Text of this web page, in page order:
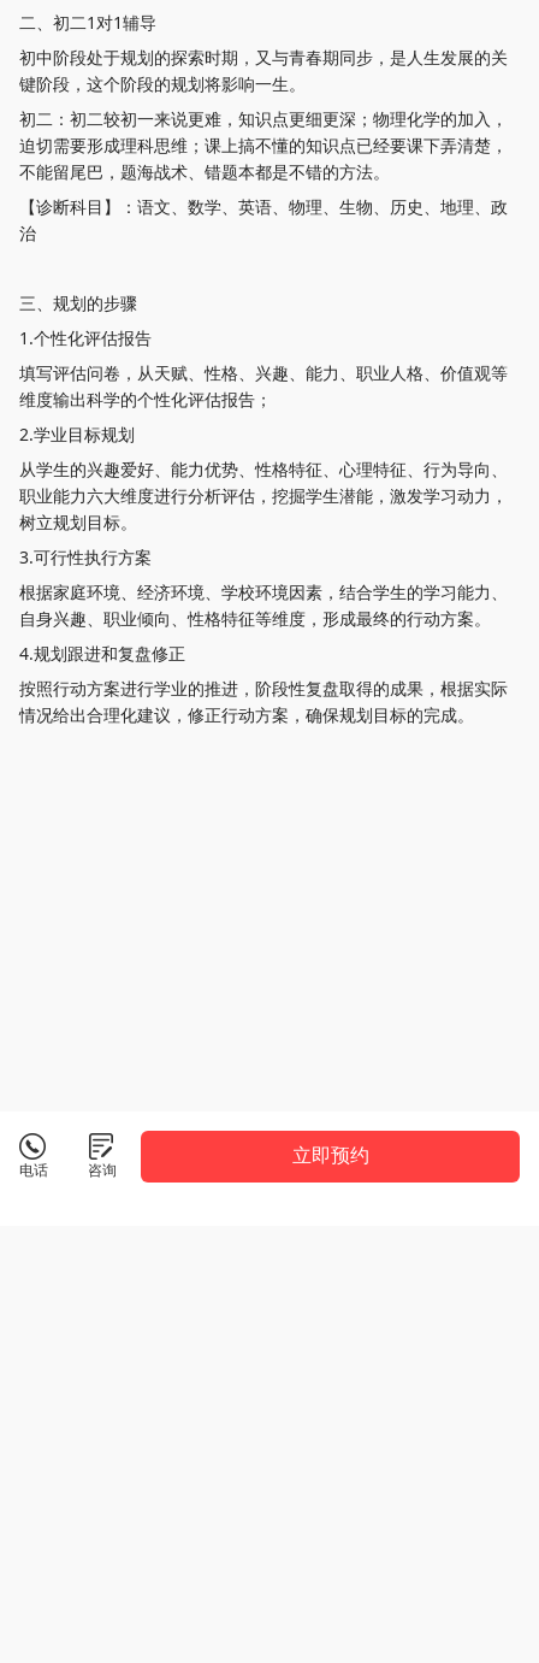
二、初二1对1辅导
初中阶段处于规划的探索时期，又与青春期同步，是人生发展的关
键阶段，这个阶段的规划将影响一生。
初二：初二较初一来说更难，知识点更细更深；物理化学的加入，
迫切需要形成理科思维；课上搞不懂的知识点已经要课下弄清楚，
不能留尾巴，题海战术、错题本都是不错的方法。
【诊断科目】：语文、数学、英语、物理、生物、历史、地理、政
治
三、规划的步骤
1.个性化评估报告
填写评估问卷，从天赋、性格、兴趣、能力、职业人格、价值观等
维度输出科学的个性化评估报告；
2.学业目标规划
从学生的兴趣爱好、能力优势、性格特征、心理特征、行为导向、
职业能力六大维度进行分析评估，挖掘学生潜能，激发学习动力，
树立规划目标。
3.可行性执行方案
根据家庭环境、经济环境、学校环境因素，结合学生的学习能力、
自身兴趣、职业倾向、性格特征等维度，形成最终的行动方案。
4.规划跟进和复盘修正
按照行动方案进行学业的推进，阶段性复盘取得的成果，根据实际
情况给出合理化建议，修正行动方案，确保规划目标的完成。
电话 咨询
立即预约